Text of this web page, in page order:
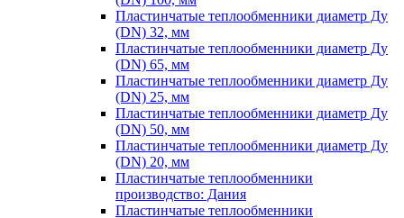
Пластинчатые теплообменники диаметр Ду
(DN) 32, мм
Пластинчатые теплообменники диаметр Ду
(DN) 65, мм
Пластинчатые теплообменники диаметр Ду
(DN) 25, мм
Пластинчатые теплообменники диаметр Ду
(DN) 50, мм
Пластинчатые теплообменники диаметр Ду
(DN) 20, мм
Пластинчатые теплообменники
производство: Дания
Пластинчатые теплообменники